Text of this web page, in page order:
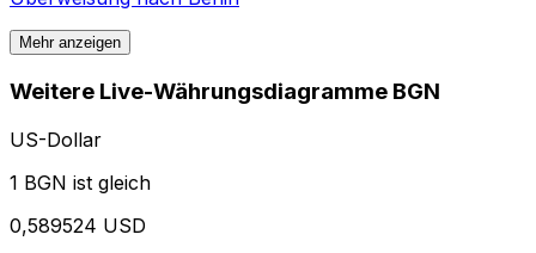
Mehr anzeigen
Weitere Live-Währungsdiagramme BGN
US-Dollar
1 BGN ist gleich
0,589524 USD